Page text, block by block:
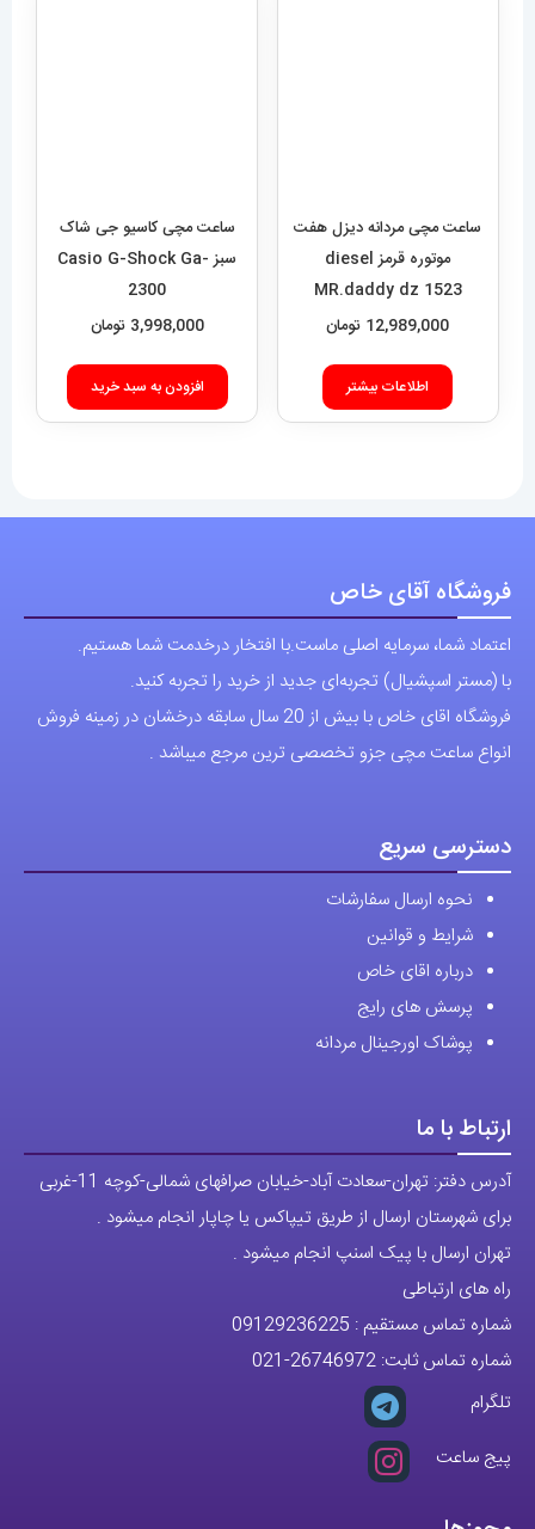
12,989,000 تومان
اطلاعات بیشتر
ساعت مچی کاسیو جی شاک
سبز Casio G-Shock Ga-
2300
3,998,000 تومان
افزودن به سبد خرید
فروشگاه آقای خاص
اعتماد شما، سرمایه اصلی ماست.با افتخار درخدمت شما هستیم.
با (مستر اسپشیال) تجربه‌ای جدید از خرید را تجربه کنید.
فروشگاه اقای خاص با بیش از 20 سال سابقه درخشان در زمینه فروش
انواع ساعت مچی جزو تخصصی ترین مرجع میباشد .
دسترسی سریع
نحوه ارسال سفارشات
شرایط و قوانین
درباره اقای خاص
پرسش های رایج
پوشاک اورجینال مردانه
ارتباط با ما
آدرس دفتر: تهران-سعادت آباد-خیابان صرافهای شمالی-کوچه 11-غربی
برای شهرستان ارسال از طریق تیپاکس یا چاپار انجام میشود .
تهران ارسال با پیک اسنپ انجام میشود .
راه های ارتباطی
شماره تماس مستقیم : 09129236225
شماره تماس ثابت: 26746972
-021
تلگرام
پیج ساعت